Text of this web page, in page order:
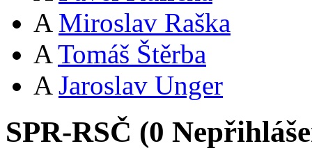
A Miroslav Raška
A Tomáš Štěrba
A Jaroslav Unger
SPR-RSČ (0